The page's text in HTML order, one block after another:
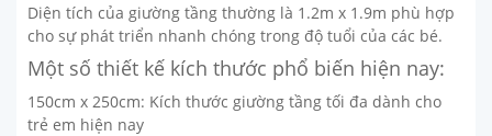
Diện tích của giường tầng thường là 1.2m x 1.9m phù hợp
cho sự phát triển nhanh chóng trong độ tuổi của các bé.
Một số thiết kế kích thước phổ biến hiện nay:
150cm x 250cm: Kích thước giường tầng tối đa dành cho
trẻ em hiện nay